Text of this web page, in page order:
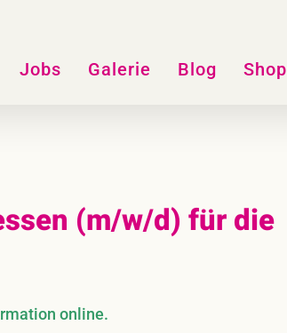
Jobs Galerie Blog Shop
(m/w/d) für die
online.